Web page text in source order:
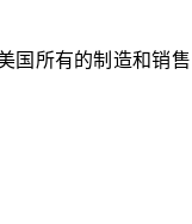
国所有的制造和销售